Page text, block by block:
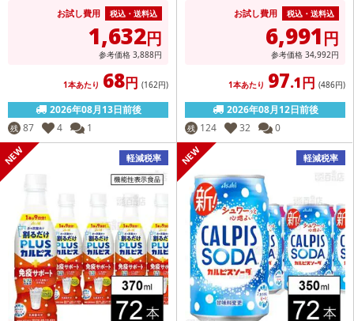
お試し費用 税込・送料込
1,632円
参考価格 3,888円
1本あたり 68円 (162円)
2026年08月13日前後
残 87 4 1
お試し費用 税込・送料込
6,991円
参考価格 34,992円
1本あたり 97.1円 (486円)
2026年08月12日前後
残 124 32 0
軽減税率 軽減税率